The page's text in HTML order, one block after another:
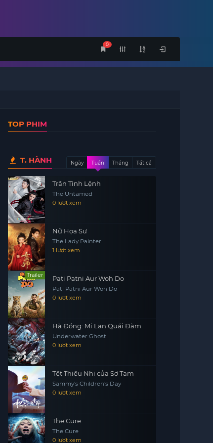
0
TOP PHIM
T. HÀNH Ngày Tuần Tháng Tất cả
Trần Tình Lệnh
The Untamed
0 lượt xem
Nữ Họa Sư
The Lady Painter
1 lượt xem
Trailer Pati Patni Aur Woh Do
Pati Patni Aur Woh Do
0 lượt xem
Hà Đồng: Mi Lan Quái Đàm
Underwater Ghost
0 lượt xem
Tết Thiếu Nhi của Sơ Tam
Sammy's Children's Day
0 lượt xem
The Cure
The Cure
0 lượt xem